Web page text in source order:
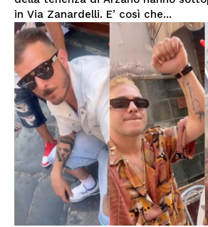
in Via Zanardelli. E’ così che...